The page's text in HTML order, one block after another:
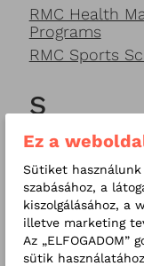
RMC Health
Programs
RMC Sports
S
School
Screenings for
W
Women's
Ez a
Sütiket
szabásához, a
kiszolgálásához, a
illetve marketing
Az „ELFOGADOM”
sütik